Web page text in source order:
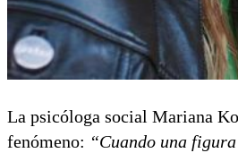
La psicóloga social Mariana
fenómeno: “Cuando una